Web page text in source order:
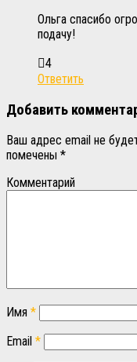
Ольга спасибо
подачу!
4
Ответить
Добавить
Ваш адрес email не
помечены *
Комментарий
Имя *
Email *